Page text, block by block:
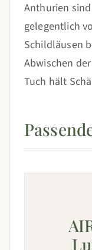
Anthurien
gelegentlich
Schildläusen
Abwischen
Tuch hält